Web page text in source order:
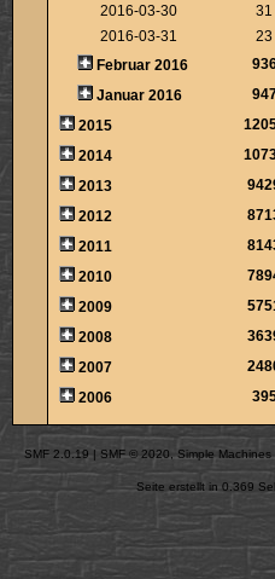
2016-03-30
31
2016-03-31
23
Februar 2016
Januar 2016
2015
2014
2013
2012
2011
2010
2009
2008
2007
2006
SMF 2.0.19 | SMF © 2020 Simple Machines
Seite erstellt in 0.369